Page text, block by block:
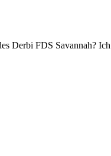
Derbi FDS Savannah?